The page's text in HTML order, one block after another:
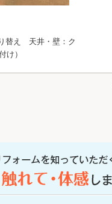
替え 天井・壁：ク
け）